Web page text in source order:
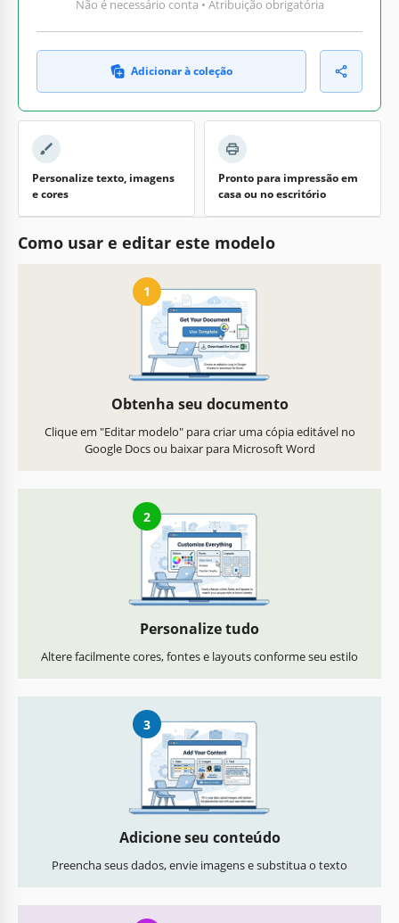
Não é necessário conta • Atribuição obrigatória
Adicionar à coleção
Personalize texto, imagens
e cores
Pronto para impressão em
casa ou no escritório
Como usar e editar este modelo
1
Obtenha seu documento
Clique em "Editar modelo" para criar uma cópia editável no
Google Docs ou baixar para Microsoft Word
2
Personalize tudo
Altere facilmente cores, fontes e layouts conforme seu estilo
3
Adicione seu conteúdo
Preencha seus dados, envie imagens e substitua o texto